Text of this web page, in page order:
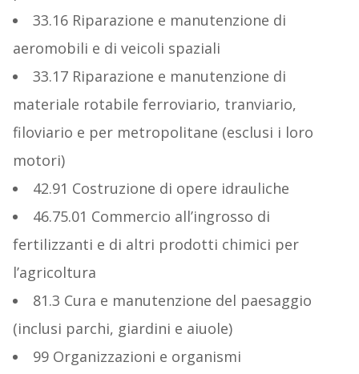
33.16 Riparazione e manutenzione di
aeromobili e di veicoli spaziali
33.17 Riparazione e manutenzione di
materiale rotabile ferroviario, tranviario,
filoviario e per metropolitane (esclusi i loro
motori)
42.91 Costruzione di opere idrauliche
46.75.01 Commercio all’ingrosso di
fertilizzanti e di altri prodotti chimici per
l’agricoltura
81.3 Cura e manutenzione del paesaggio
(inclusi parchi, giardini e aiuole)
99 Organizzazioni e organismi